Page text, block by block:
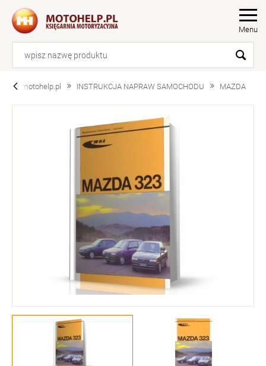
Menu
motohelp.pl INSTRUKCJA NAPRAW SAMOCHODU MAZDA